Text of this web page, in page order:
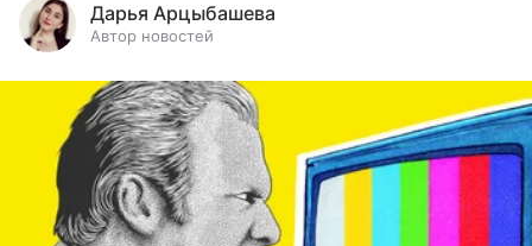
Дарья Арцыбашева
Автор новостей